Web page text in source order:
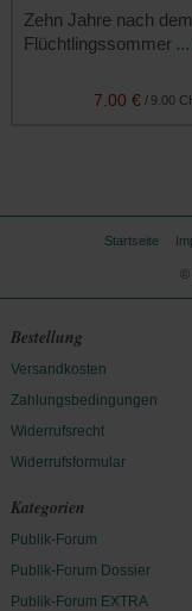
Zehn Jahre nach dem
Flüchtlingssommer
9.00
/
7.00 €
Startseite
©
Bestellung
Versandkosten
Zahlungsbedingungen
Widerrufsrecht
Widerrufsformular
Kategorien
Publik-Forum
Publik-Forum Dossier
Publik-Forum EXTRA